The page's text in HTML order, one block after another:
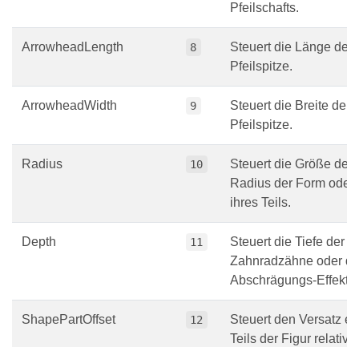
Pfeilschafts.
ArrowheadLength 8
Steuert die Länge der
Pfeilspitze.
ArrowheadWidth 9
Steuert die Breite der
Pfeilspitze.
Radius 10
Steuert die Größe des
Radius der Form oder
ihres Teils.
Depth 11
Steuert die Tiefe der
Zahnradzähne oder
Abschrägungs-Effekt.
ShapePartOffset 12
Steuert den Versatz
Teils der Figur relativ